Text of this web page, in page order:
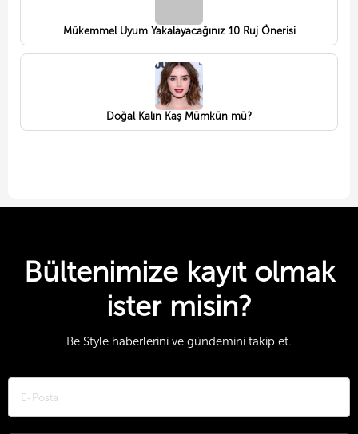
Mükemmel Uyum Yakalayacağınız 10 Ruj Önerisi
Doğal Kalın Kaş Mümkün mü?
Bültenimize kayıt olmak
ister misin?
Be Style haberlerini ve gündemini takip et.